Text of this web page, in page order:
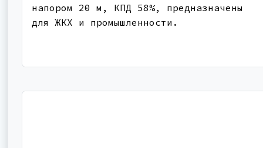
напором 20 м, КПД 58%, предназначены
для ЖКХ и промышленности.